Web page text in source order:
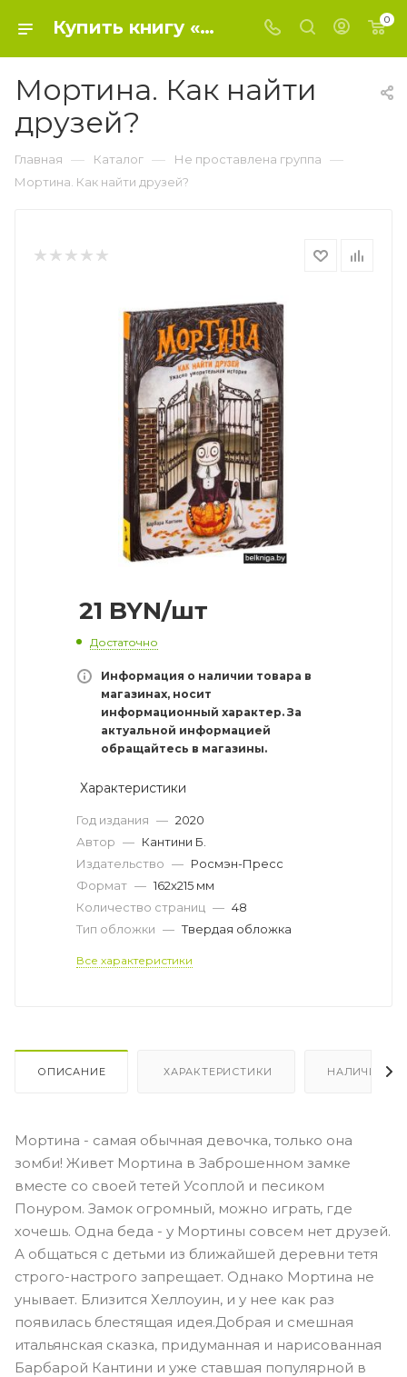
Купить книгу «Мортина. Как найти друзей?» 2020, Кантини Б. - Не проставлена группа 0
Мортина. Как найти
друзей?
Главная — Каталог — Не проставлена группа —
Мортина. Как найти друзей?
21 BYN/шт
Достаточно
Информация о наличии товара в
магазинах, носит
информационный характер. За
актуальной информацией
обращайтесь в магазины.
Характеристики
Год издания — 2020
Автор — Кантини Б.
Издательство — Росмэн-Пресс
Формат — 162x215 мм
Количество страниц — 48
Тип обложки — Твердая обложка
Все характеристики
ОПИСАНИЕ ХАРАКТЕРИСТИКИ НАЛИЧИЕ
Мортина - самая обычная девочка, только она
зомби! Живет Мортина в Заброшенном замке
вместе со своей тетей Усоплой и песиком
Понуром. Замок огромный, можно играть, где
хочешь. Одна беда - у Мортины совсем нет друзей.
А общаться с детьми из ближайшей деревни тетя
строго-настрого запрещает. Однако Мортина не
унывает. Близится Хеллоуин, и у нее как раз
появилась блестящая идея.Добрая и смешная
итальянская сказка, придуманная и нарисованная
Барбарой Кантини и уже ставшая популярной в